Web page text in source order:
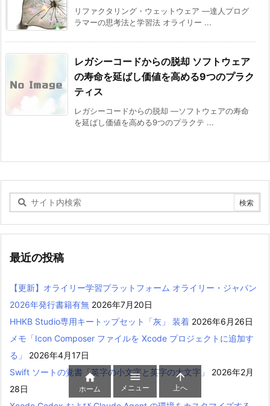
リファクタリング・ウェットウェア ―達人プログ
ラマーの思考法と学習法 オライリー ...
レガシーコードからの脱却 ソフトウェア
の寿命を延ばし価値を高める9つのプラク
ティス
レガシーコードからの脱却 ―ソフトウェアの寿命
を延ばし価値を高める9つのプラクテ ...
最近の投稿
【更新】オライリー学習プラットフォーム オライリー・ジャパン
2026年発行書籍有無 2026年7月20日
HHKB Studio専用キートップセット「灰」 装着 2026年6月26日
メモ「Icon Composer ファイルを Xcode プロジェクトに追加す
る」
2026年4月17日
Swift ソートの覚書「英字の小文字と英字の大文字」
2026年2月
28日

ホーム

メニュー

上へ